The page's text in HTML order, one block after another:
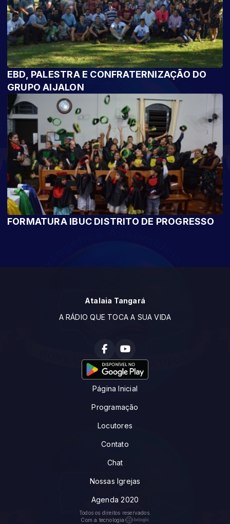
EBD, PALESTRA E CONFRATERNIZAÇÃO DO
GRUPO AIJALON
FORMATURA IBUC DISTRITO DE PROGRESSO
Atalaia Tangará
A RÁDIO QUE TOCA A SUA VIDA
Página Inicial
Programação
Locutores
Contato
Chat
Nossas Igrejas
Agenda 2020
Todos os direitos reservados.
Com a tecnologia